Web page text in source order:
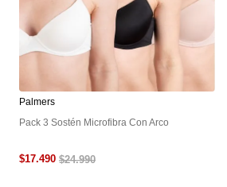
Palmers
Pack 3 Sostén Microfibra Con Arco
$17.490 $24.990